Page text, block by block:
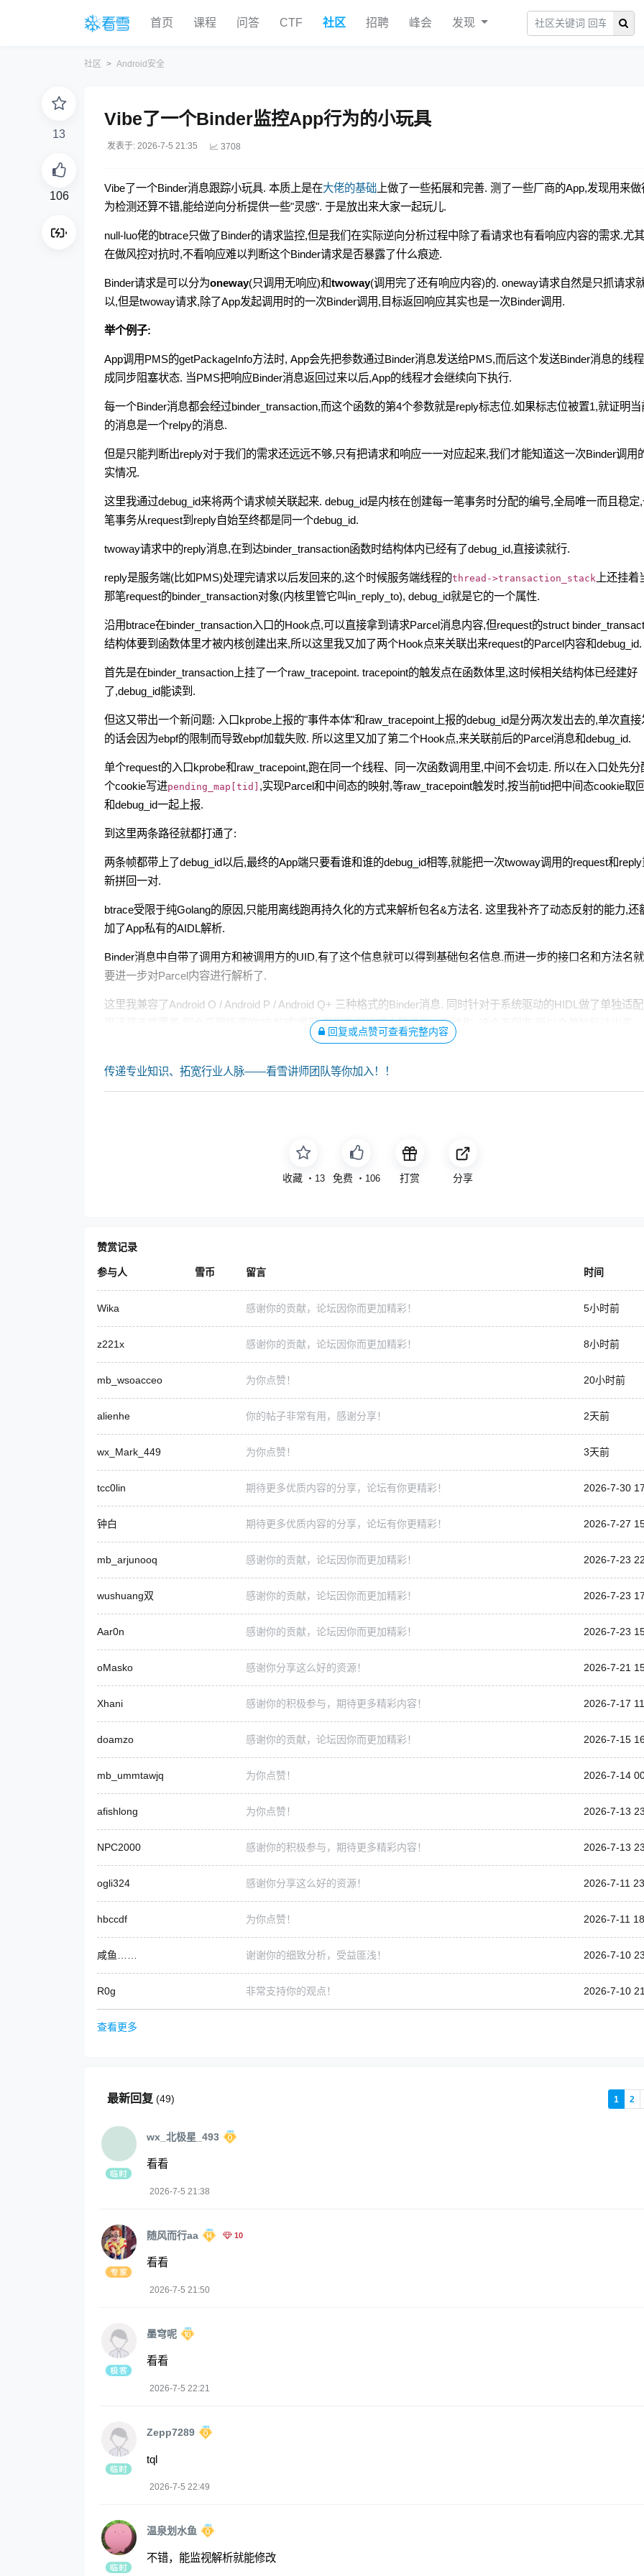
首页 课程 问答 CTF 社区 招聘 峰会 发现
社区 Android安全
13
106
Vibe了一个Binder监控App行为的小玩具
发表于: 2026-7-5 21:35 3708
Vibe了一个Binder消息跟踪小玩具. 本质上是在大佬的基础 上做了一些拓展和完善. 测了一些厂商的App,发现用来做
为检测还算不错,能给逆向分析提供一些"灵感". 于是放出来大家一起玩儿.
null-luo佬的btrace只做了Binder的请求监控,但是我们在实际逆向分析过程中除了看请求也有看响应内容的需求.尤
在做风控对抗时,不看响应难以判断这个Binder请求是否暴露了什么痕迹.
Binder请求是可以分为oneway(只调用无响应)和twoway(调用完了还有响应内容)的. oneway请求自然是只抓请求
以,但是twoway请求,除了App发起调用时的一次Binder调用,目标返回响应其实也是一次Binder调用.
举个例子:
App调用PMS的getPackageInfo方法时, App会先把参数通过Binder消息发送给PMS,而后这个发送Binder消息的线
成同步阻塞状态. 当PMS把响应Binder消息返回过来以后,App的线程才会继续向下执行.
每一个Binder消息都会经过binder_transaction,而这个函数的第4个参数就是reply标志位.如果标志位被置1,就证明当
的消息是一个relpy的消息.
但是只能判断出reply对于我们的需求还远远不够,只有把请求和响应一一对应起来,我们才能知道这一次Binder调用
实情况.
这里我通过debug_id来将两个请求帧关联起来. debug_id是内核在创建每一笔事务时分配的编号,全局唯一而且稳定
笔事务从request到reply自始至终都是同一个debug_id.
twoway请求中的reply消息,在到达binder_transaction函数时结构体内已经有了debug_id,直接读就行.
reply是服务端(比如PMS)处理完请求以后发回来的,这个时候服务端线程的thread->transaction_stack 上还挂着
那笔request的binder_transaction对象(内核里管它叫in_reply_to), debug_id就是它的一个属性.
沿用btrace在binder_transaction入口的Hook点,可以直接拿到请求Parcel消息内容,但request的struct
结构体要到函数体里才被内核创建出来,所以这里我又加了两个Hook点来关联出来request的Parcel内容和debug_id.
首先是在binder_transaction上挂了一个raw_tracepoint. tracepoint的触发点在函数体里,这时候相关结构体已经建好
了,debug_id能读到.
但这又带出一个新问题: 入口kprobe上报的"事件本体"和raw_tracepoint上报的debug_id是分两次发出去的,单次直接
的话会因为ebpf的限制而导致ebpf加载失败. 所以这里又加了第二个Hook点,来关联前后的Parcel消息和debug_id.
单个request的入口kprobe和raw_tracepoint,跑在同一个线程、同一次函数调用里,中间不会切走. 所以在入口处先分
个cookie写进pending_map[tid] ,实现Parcel和中间态的映射,等raw_tracepoint触发时,按当前tid把中间态cookie取
和debug_id一起上报.
到这里两条路径就都打通了:
两条帧都带上了debug_id以后,最终的App端只要看谁和谁的debug_id相等,就能把一次twoway调用的request和reply
新拼回一对.
btrace受限于纯Golang的原因,只能用离线跑再持久化的方式来解析包名&方法名. 这里我补齐了动态反射的能力,还
加了App私有的AIDL解析.
Binder消息中自带了调用方和被调用方的UID,有了这个信息就可以得到基础包名信息.而进一步的接口名和方法名
要进一步对Parcel内容进行解析了.
这里我兼容了Android O / Android P / Android Q+ 三种格式的Binder消息. 同时针对于系统驱动的HIDL做了单独适
果还是不能覆盖,则会采用所谓的"启发式"推理,根据数据格式大致推测一个结构. 这个不保准,所以会单独标注出来.
回复或点赞可查看完整内容
传递专业知识、拓宽行业人脉——看雪讲师团队等你加入！！
收藏 ・ 13 免费 ・ 106 打赏 分享
赞赏记录
参与人 雪币 留言 时间
Wika 感谢你的贡献，论坛因你而更加精彩！ 5小时前
z221x 感谢你的贡献，论坛因你而更加精彩！ 8小时前
mb_wsoacceo 为你点赞！ 20小时前
alienhe 你的帖子非常有用，感谢分享！ 2天前
wx_Mark_449 为你点赞！ 3天前
tcc0lin 期待更多优质内容的分享，论坛有你更精彩！ 2026-7-30
钟白 期待更多优质内容的分享，论坛有你更精彩！ 2026-7-27
mb_arjunooq 感谢你的贡献，论坛因你而更加精彩！ 2026-7-23
wushuang双 感谢你的贡献，论坛因你而更加精彩！ 2026-7-23
Aar0n 感谢你的贡献，论坛因你而更加精彩！ 2026-7-23
oMasko 感谢你分享这么好的资源！ 2026-7-21
Xhani 感谢你的积极参与，期待更多精彩内容！ 2026-7-17
doamzo 感谢你的贡献，论坛因你而更加精彩！ 2026-7-15
mb_ummtawjq 为你点赞！ 2026-7-14
afishlong 为你点赞！ 2026-7-13
NPC2000 感谢你的积极参与，期待更多精彩内容！ 2026-7-13
ogli324 感谢你分享这么好的资源！ 2026-7-11
hbccdf 为你点赞！ 2026-7-11
咸鱼…… 谢谢你的细致分析，受益匪浅！ 2026-7-10
R0g 非常支持你的观点！ 2026-7-10
查看更多
最新回复 (49) 1 2
wx_北极星_493
看看
2026-7-5 21:38
随风而行aa 10
看看
2026-7-5 21:50
墨穹呢
看看
2026-7-5 22:21
Zepp7289
tql
2026-7-5 22:49
温泉划水鱼
不错，能监视解析就能修改